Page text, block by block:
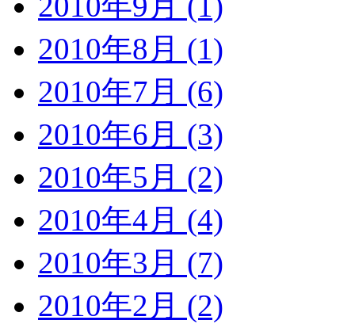
2010年8月 (1)
2010年7月 (6)
2010年6月 (3)
2010年5月 (2)
2010年4月 (4)
2010年3月 (7)
2010年2月 (2)